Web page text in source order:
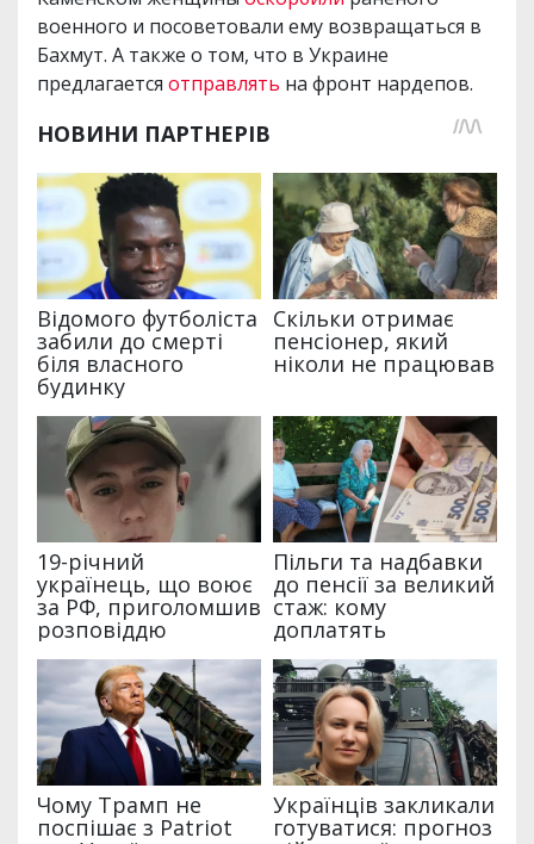
военного и посоветовали ему возвращаться в
Бахмут. А также о том, что в Украине
предлагается отправлять на фронт нардепов.